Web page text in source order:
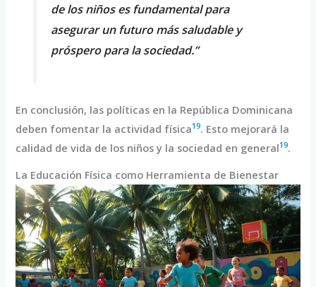
de los niños es fundamental para
asegurar un futuro más saludable y
próspero para la sociedad.”
En conclusión, las políticas en la República Dominicana
deben fomentar la actividad física19. Esto mejorará la
calidad de vida de los niños y la sociedad en general19.
La Educación Física como Herramienta de Bienestar